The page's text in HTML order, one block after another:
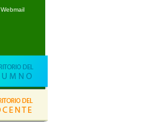
Webmail